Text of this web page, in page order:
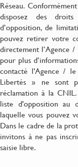
Réseau.
disposez des droits
d’opposition, de
pouvez retirer votre
directement l’Agence
pour plus
contacté l'Agence /
Libertés » ne sont
réclamation à la
liste d'opposition au
laquelle vous pouvez
Dans le cadre de la
invitons à ne pas
saisie libre.